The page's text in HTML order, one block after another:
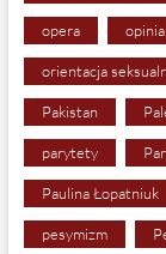
opera
orientacja
Pakistan
parytety
Paulina Łopatniuk
pesymizm